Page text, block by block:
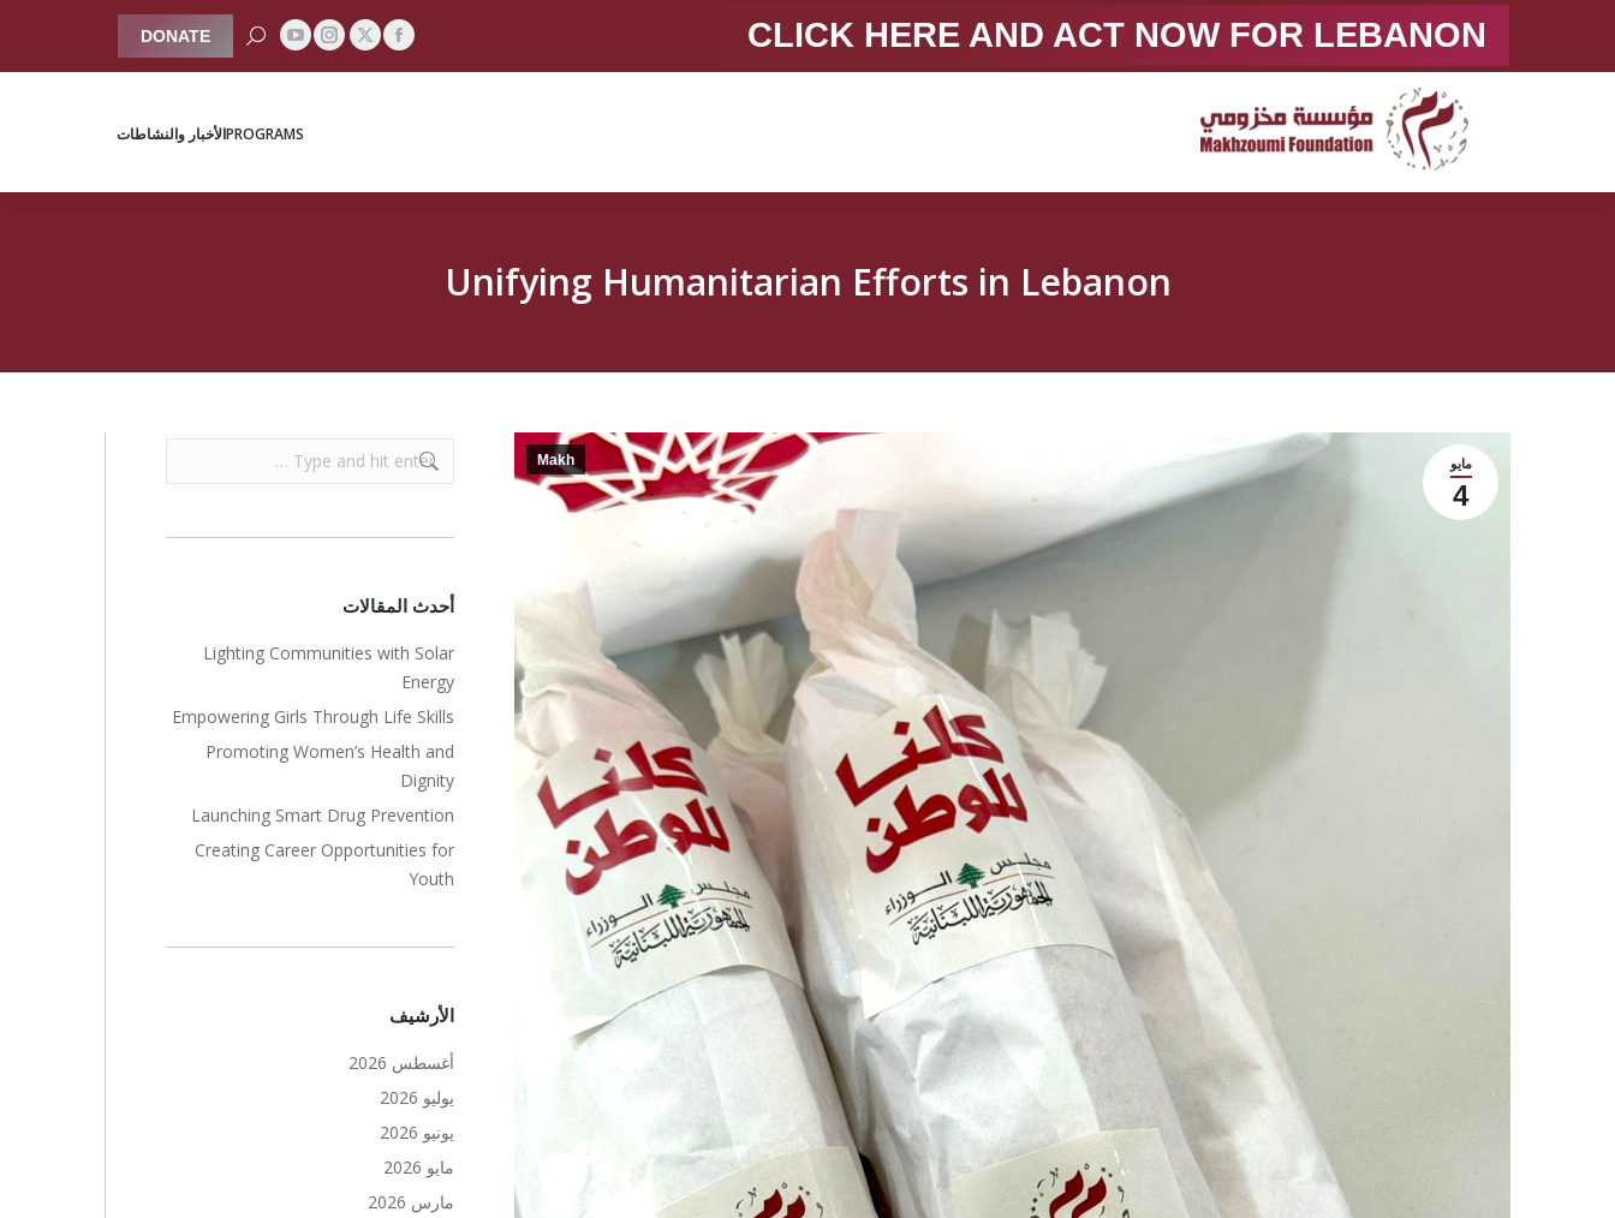
CLICK HERE AND ACT NOW FOR LEBANON
Facebook
page
X
page
Instagram
page
YouTube
page
in
Search:
DONATE
PROGRAMSالأخبار والنشاطات
Unifying Humanitarian Efforts in Lebanon
مايو
4
Makh
Search:
أحدث المقالات
Lighting Communities with Solar
Energy
Empowering Girls Through Life Skills
Promoting Women’s Health and
Dignity
Launching Smart Drug Prevention
Creating Career Opportunities for
Youth
الأرشيف
أغسطس 2026
يوليو 2026
يونيو 2026
مايو 2026
مارس 2026
PROGRAMSالأخبار والنشاطات